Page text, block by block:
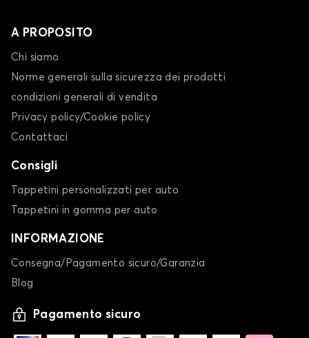
A PROPOSITO
Chi siamo
Norme generali sulla sicurezza dei prodotti
condizioni generali di vendita
Privacy policy/Cookie policy
Contattaci
Consigli
Tappetini personalizzati per auto
Tappetini in gomma per auto
INFORMAZIONE
Consegna/Pagamento sicuro/Garanzia
Blog
Pagamento sicuro